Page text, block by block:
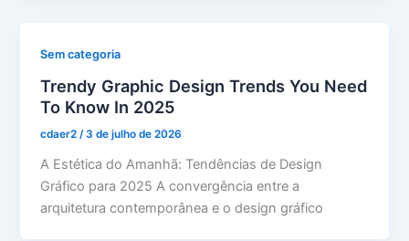
Sem categoria
Trendy Graphic Design Trends You Need
To Know In 2025
cdaer2/3 de julho de 2026
A Estética do Amanhã: Tendências de Design
Gráfico para 2025 A convergência entre a
arquitetura contemporânea e o design gráfico